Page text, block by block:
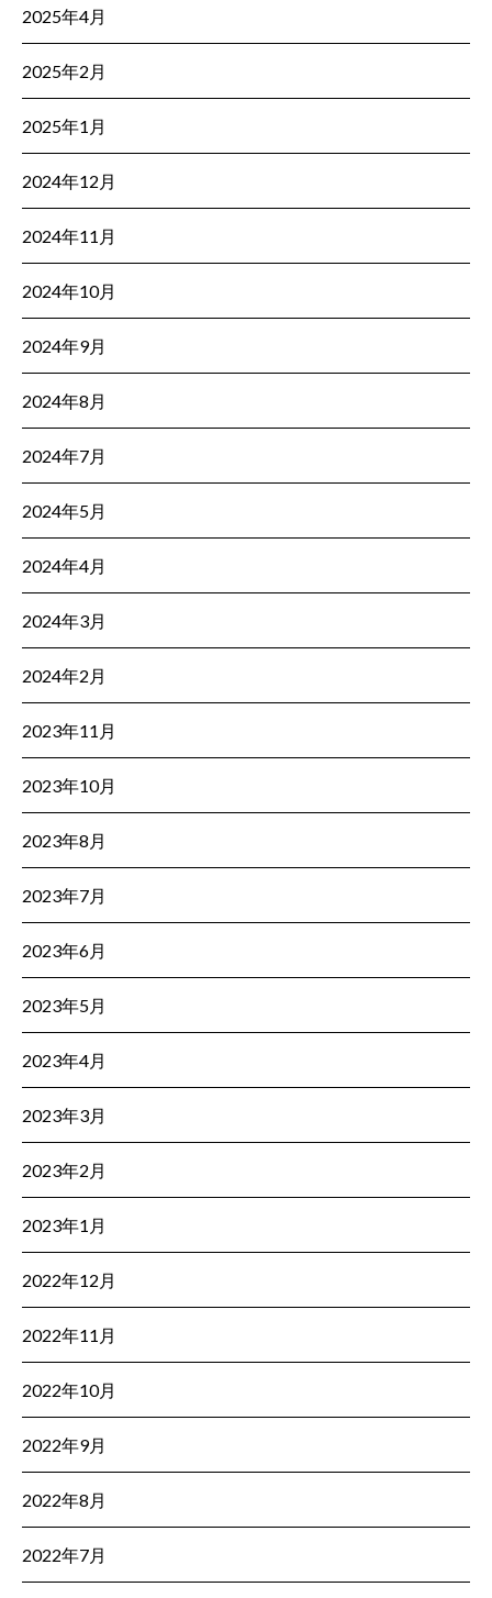
2025年4月
2025年2月
2025年1月
2024年12月
2024年11月
2024年10月
2024年9月
2024年8月
2024年7月
2024年5月
2024年4月
2024年3月
2024年2月
2023年11月
2023年10月
2023年8月
2023年7月
2023年6月
2023年5月
2023年4月
2023年3月
2023年2月
2023年1月
2022年12月
2022年11月
2022年10月
2022年9月
2022年8月
2022年7月